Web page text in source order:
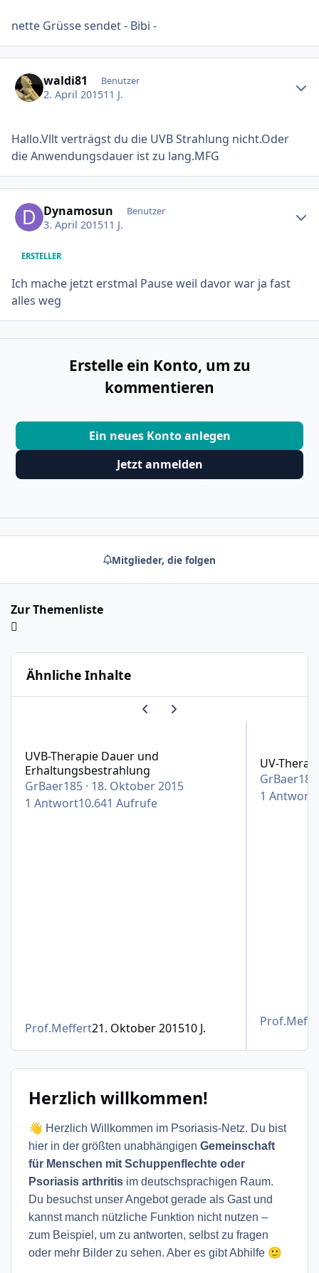
nette Grüsse sendet - Bibi -
waldi81 Benutzer
2. April 201511 J.
Hallo.Vllt verträgst du die UVB Strahlung nicht.Oder
die Anwendungsdauer ist zu lang.MFG
Dynamosun Benutzer
3. April 201511 J.
ERSTELLER
Ich mache jetzt erstmal Pause weil davor war ja fast
alles weg
Erstelle ein Konto, um zu
kommentieren
Ein neues Konto anlegen
Jetzt anmelden
Mitglieder, die folgen
Zur Themenliste
Ähnliche Inhalte
Vorherige Karussell-Folie
Nächste Karussell-Folie
UVB-Therapie Dauer und
Erhaltungsbestrahlung
GrBaer185 · 18. Oktober 2015
1 Antwort10.641 Aufrufe
Prof.Meffert21. Oktober 201510 J.
UV-
GrBaer185
1 Antwort
Herzlich willkommen!
👋 Herzlich Willkommen im Psoriasis-Netz. Du bist
hier in der größten unabhängigen Gemeinschaft
für Menschen mit Schuppenflechte oder
Psoriasis arthritis im deutschsprachigen Raum.
Du besuchst unser Angebot gerade als Gast und
kannst manch nützliche Funktion nicht nutzen –
zum Beispiel, um zu antworten, selbst zu fragen
oder mehr Bilder zu sehen. Aber es gibt Abhilfe 🙂